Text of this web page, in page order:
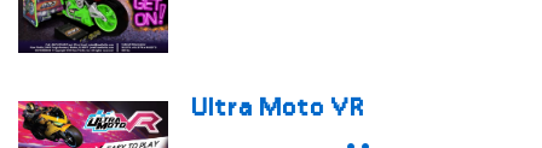
Ultra Moto VR